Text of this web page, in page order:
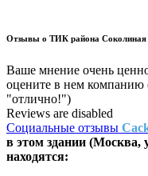
Отзывы о ТИК района
Ваше мнение очень
оцените в нем компанию
"отлично!")
Reviews are disabled
Социальные отзывы
в этом здании (Москва,
находятся: